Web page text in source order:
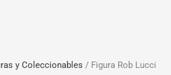
y Coleccionables / Figura Rob Lucci